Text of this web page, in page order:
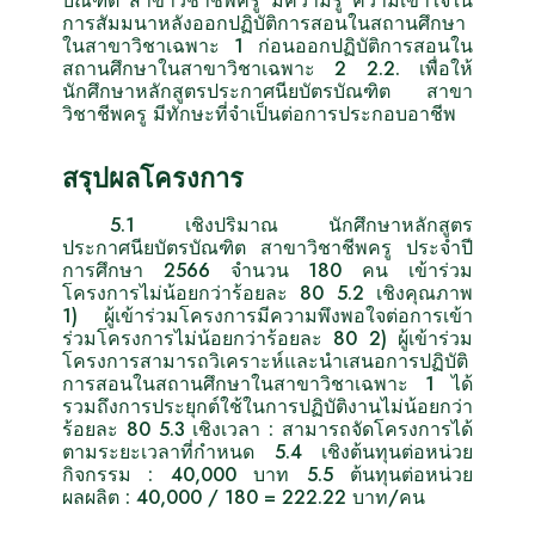
การสัมมนาหลังออกปฏิบัติการสอนในสถานศึกษา
ในสาขาวิชาเฉพาะ 1 ก่อนออกปฏิบัติการสอนใน
สถานศึกษาในสาขาวิชาเฉพาะ 2 2.2. เพื่อให้
นักศึกษาหลักสูตรประกาศนียบัตรบัณฑิต สาขา
วิชาชีพครู มีทักษะที่จำเป็นต่อการประกอบอาชีพ
สรุปผลโครงการ
5.1 เชิงปริมาณ นักศึกษาหลักสูตร
ประกาศนียบัตรบัณฑิต สาขาวิชาชีพครู ประจำปี
การศึกษา 2566 จำนวน 180 คน เข้าร่วม
โครงการไม่น้อยกว่าร้อยละ 80 5.2 เชิงคุณภาพ
1) ผู้เข้าร่วมโครงการมีความพึงพอใจต่อการเข้า
ร่วมโครงการไม่น้อยกว่าร้อยละ 80 2) ผู้เข้าร่วม
โครงการสามารถวิเคราะห์และนำเสนอการปฏิบัติ
การสอนในสถานศึกษาในสาขาวิชาเฉพาะ 1 ได้
รวมถึงการประยุกต์ใช้ในการปฏิบัติงานไม่น้อยกว่า
ร้อยละ 80 5.3 เชิงเวลา : สามารถจัดโครงการได้
ตามระยะเวลาที่กำหนด 5.4 เชิงต้นทุนต่อหน่วย
กิจกรรม : 40,000 บาท 5.5 ต้นทุนต่อหน่วย
ผลผลิต : 40,000 / 180 = 222.22 บาท/คน